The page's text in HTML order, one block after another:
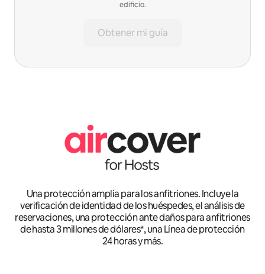
edificio.
Obtener mi guía
Una protección amplia para los anfitriones. Incluye la
verificación de identidad de los huéspedes, el análisis de
reservaciones, una protección ante daños para anfitriones
de hasta 3 millones de dólares*, una Línea de protección
24 horas y más.